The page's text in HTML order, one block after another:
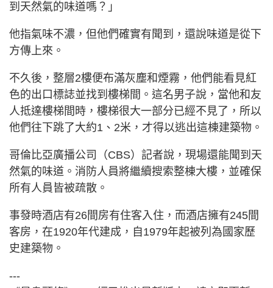
到天然氣的味道嗎？」
他指氣味不濃，但他們確實有聞到，還說味道是從下
方傳上來。
不久後，整層2樓便布滿灰塵和煙霧，他們能看見紅
色的出口標誌並找到樓梯間。這名男子說，當他和友
人抵達樓梯間時，樓梯很大一部分已經不見了，所以
他們往下跳了大約1、2米，才得以逃出這棟建築物。
哥倫比亞廣播公司（CBS）記者說，現場還能聞到天
然氣的味道。消防人員將繼續搜索整棟大樓，並確保
所有人員皆被疏散。
事發時酒店有26間房有住客入住，而酒店擁有245間
客房，在1920年代建成，自1979年起被列為國家歷
史建築物。
---